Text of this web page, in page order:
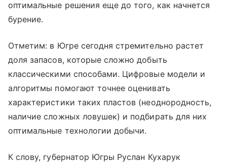
оптимальные решения еще до того, как начнется
бурение.
Отметим: в Югре сегодня стремительно растет
доля запасов, которые сложно добыть
классическими способами. Цифровые модели и
алгоритмы помогают точнее оценивать
характеристики таких пластов (неоднородность,
наличие сложных ловушек) и подбирать для них
оптимальные технологии добычи.
К слову, губернатор Югры Руслан Кухарук